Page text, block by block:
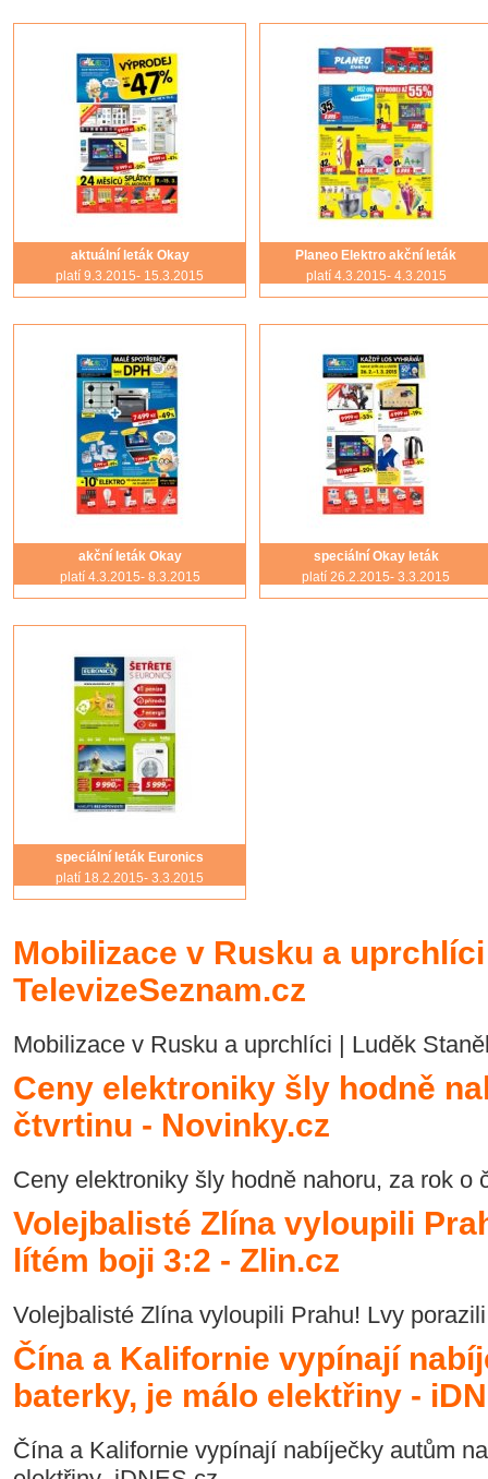
aktuální leták Okay
platí 9.3.2015- 15.3.2015
Planeo Elektro akční leták
platí 4.3.2015- 4.3.2015
akční leták Okay
platí 4.3.2015- 8.3.2015
speciální Okay leták
platí 26.2.2015- 3.3.2015
speciální leták Euronics
platí 18.2.2015- 3.3.2015
Mobilizace v Rusku a
TelevizeSeznam.cz
Mobilizace v Rusku a uprchlíci | Luděk
Ceny elektroniky šly hodně
čtvrtinu - Novinky.cz
Ceny elektroniky šly hodně nahoru, za rok o
Volejbalisté Zlína vyloupili
lítém boji 3:2 - Zlin.cz
Volejbalisté Zlína vyloupili Prahu! Lvy
Čína a Kalifornie vypínají
baterky, je málo elektřiny -
Čína a Kalifornie vypínají nabíječky autům